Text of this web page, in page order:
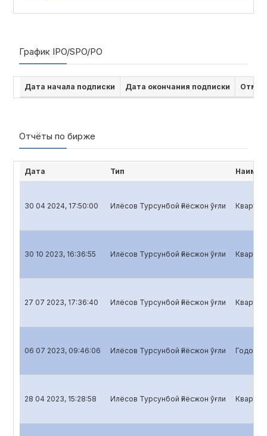
График IPO/SPO/PO
Дата начала подписки Дата окончания подписки
Отчёты по бирже
Дата Тип
30 04 2024, 17:50:00 Илёсов Турсунбой Ғиёсжон ўғли
30 10 2023, 16:36:55 Илёсов Турсунбой Ғиёсжон ўғли
27 07 2023, 17:36:40 Илёсов Турсунбой Ғиёсжон ўғли
06 07 2023, 09:46:06 Илёсов Турсунбой Ғиёсжон ўғли
28 04 2023, 15:28:58 Илёсов Турсунбой Ғиёсжон ўғли